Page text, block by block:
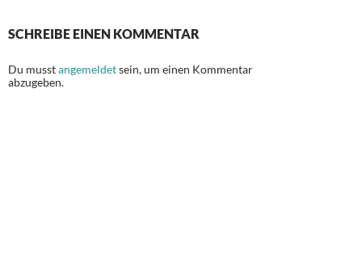
SCHREIBE EINEN KOMMENTAR
Du musstangemeldetsein, um einen Kommentar
abzugeben.